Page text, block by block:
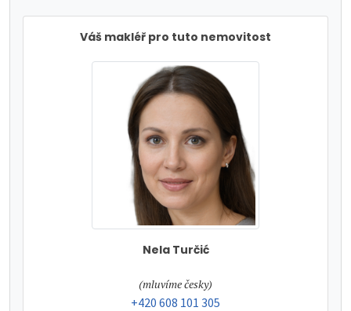
Váš makléř pro tuto nemovitost
Nela Turčić
tel:
(mluvíme česky)
tel:
+420 608 101 305